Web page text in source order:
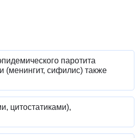
паротита
сифилис) также
цитостатиками),